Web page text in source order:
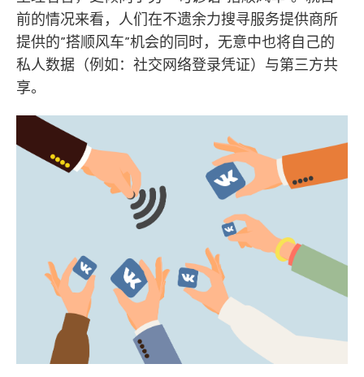
前的情况来看，人们在不遗余力搜寻服务提供商所
提供的”搭顺风车”机会的同时，无意中也将自己的
私人数据（例如：社交网络登录凭证）与第三方共
享。